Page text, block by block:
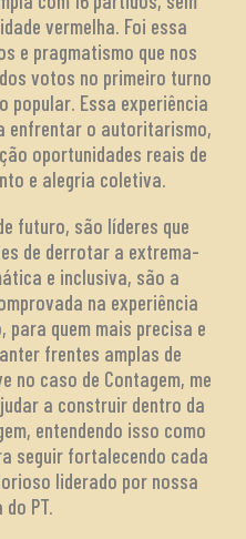
vermelha. Foi essa
e pragmatismo que nos
votos no primeiro turno
popular. Essa experiência
enfrentar o autoritarismo,
oportunidades reais de
e alegria coletiva.
futuro, são líderes que
de derrotar a extrema-
e inclusiva, são a
na experiência
para quem mais precisa e
frentes amplas de
no caso de Contagem, me
a construir dentro da
entendendo isso como
seguir fortalecendo cada
liderado por nossa
PT.